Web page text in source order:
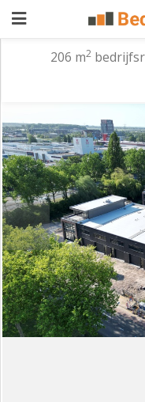
aanbieden
Pand
zoeken
Waarom
adverteren
Premium
adverteren
Blog
Registreren
Login
206 m2